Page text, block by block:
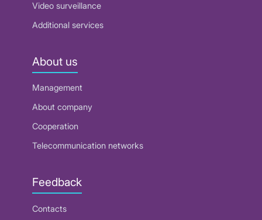
Video surveillance
Additional services
About us
Management
About company
Cooperation
Telecommunication networks
Feedback
Contacts